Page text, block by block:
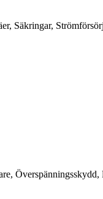
Säkringar,